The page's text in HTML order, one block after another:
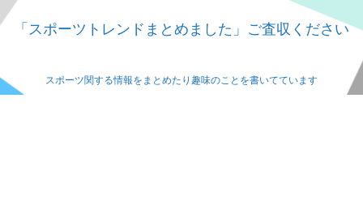
「スポーツトレンドまとめました」ご査収ください
スポーツ関する情報をまとめたり趣味のことを書いてています